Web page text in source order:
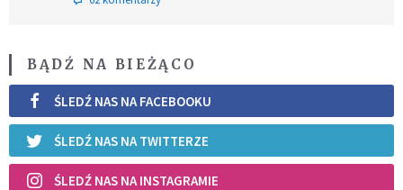
BĄDŹ NA BIEŻĄCO
ŚLEDŹ NAS NA FACEBOOKU
ŚLEDŹ NAS NA TWITTERZE
ŚLEDŹ NAS NA INSTAGRAMIE